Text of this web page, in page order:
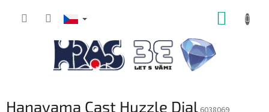
Hanayama Cast Huzzle Dial